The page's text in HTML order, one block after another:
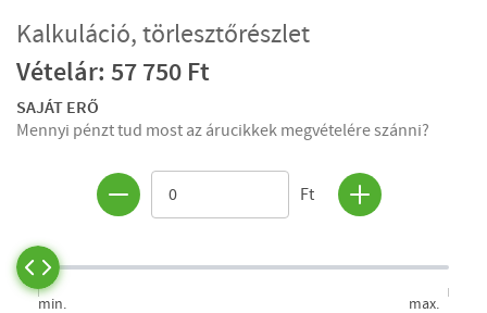
Kalkuláció, törlesztőrészlet
Vételár: 57 750 Ft
SAJÁT ERŐ
Mennyi pénzt tud most az árucikkek megvételére szánni?
Ft
min. max.